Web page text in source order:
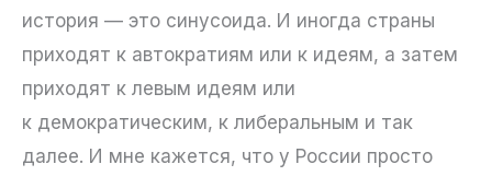
история — это синусоида. И иногда страны
приходят к автократиям или к идеям, а затем
приходят к левым идеям или
к демократическим, к либеральным и так
далее. И мне кажется, что у России просто